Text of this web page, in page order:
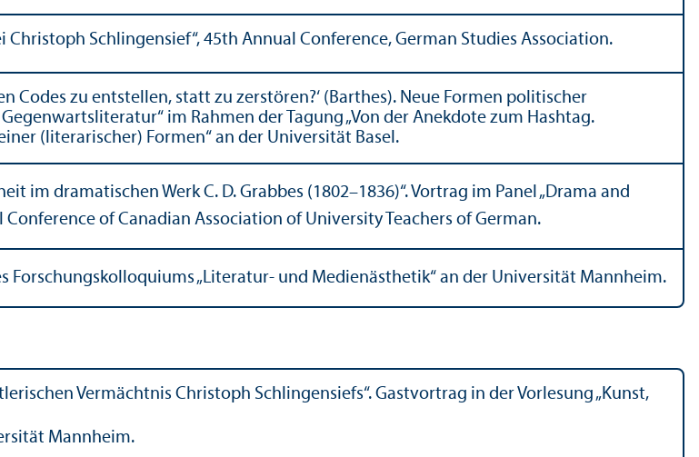
Schlingensief“, 45th Annual Conference, German Studies Association.
Codes zu entstellen, statt zu zerstören?‘ (Barthes). Neue Formen politischer
im Rahmen der Tagung „Von der Anekdote zum Hashtag.
(literarischer) Formen“ an der Universität Basel.
im dramatischen Werk C. D. Grabbes (1802–1836)“. Vortrag im Panel „Drama and
of Canadian Association of University Teachers of German.
Forschungs­kolloquiums „Literatur- und Medienästhetik“ an der Universität Mannheim.
Vermächtnis Christoph Schlingensiefs“. Gastvortrag in der Vorlesung „Kunst,
Mannheim.